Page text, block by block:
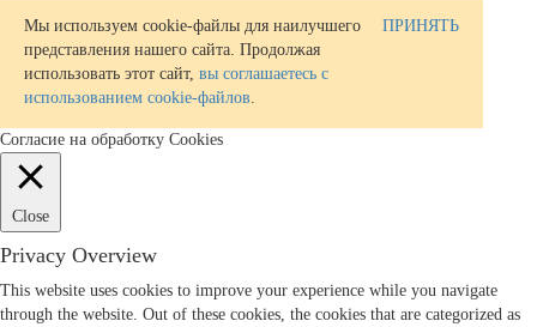
Мы используем cookie-файлы для наилучшего
представления нашего сайта. Продолжая
использовать этот сайт, вы соглашаетесь с
использованием cookie-файлов
ПРИНЯТЬ
Согласие на обработку Cookies
Close
Privacy Overview
This website uses cookies to improve your experience while you navigate
through the website. Out of these cookies, the cookies that are categorized as